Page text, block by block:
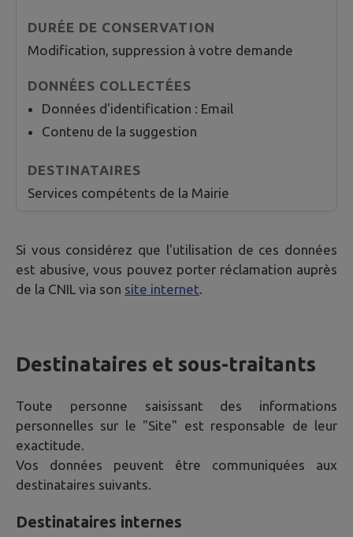
Modification, suppression à votre demande
Données d'identification : Email
Contenu de la suggestion
Services compétents de la Mairie
Si vous considérez que l'utilisation de ces données
est abusive, vous pouvez porter réclamation auprès
de la CNIL via son site internet.
Destinataires et sous-traitants
Toute personne saisissant des informations
personnelles sur le "Site" est responsable de leur
exactitude.
Vos données peuvent être communiquées aux
destinataires suivants.
Destinataires internes